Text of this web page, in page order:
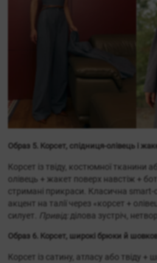
Образ 5. Корсет, спідниця-олівець і
Корсет із твіду, костюмної тканини
олівець + жакет поверх навстіж +
стримані прикраси. Класична smart-
акцент на талії через «корсет +
силует.
Привід: ділова зустріч,
Образ 6. Корсет, широкі брюки й
Корсет із сатину, атласу або твіду